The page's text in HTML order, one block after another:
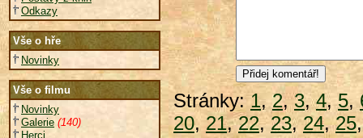
Odkazy
Vše o hře
Novinky
Vše o filmu
Novinky
Galerie (140)
Herci
Stránky: 1,2,3,4,5,
20, 21,22,23,24,25